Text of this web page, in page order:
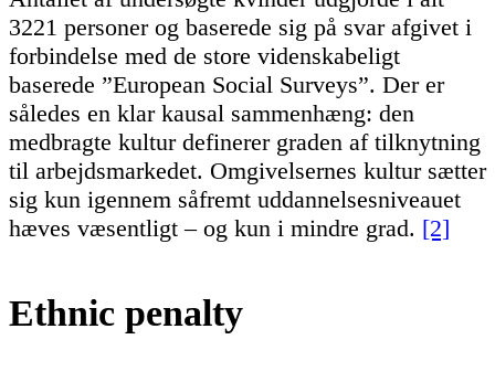
3221 personer og baserede sig på svar afgivet i
forbindelse med de store videnskabeligt
baserede ”European Social Surveys”. Der er
således en klar kausal sammenhæng: den
medbragte kultur definerer graden af tilknytning
til arbejdsmarkedet. Omgivelsernes kultur sætter
sig kun igennem såfremt uddannelsesniveauet
hæves væsentligt – og kun i mindre grad. [2]
Ethnic penalty